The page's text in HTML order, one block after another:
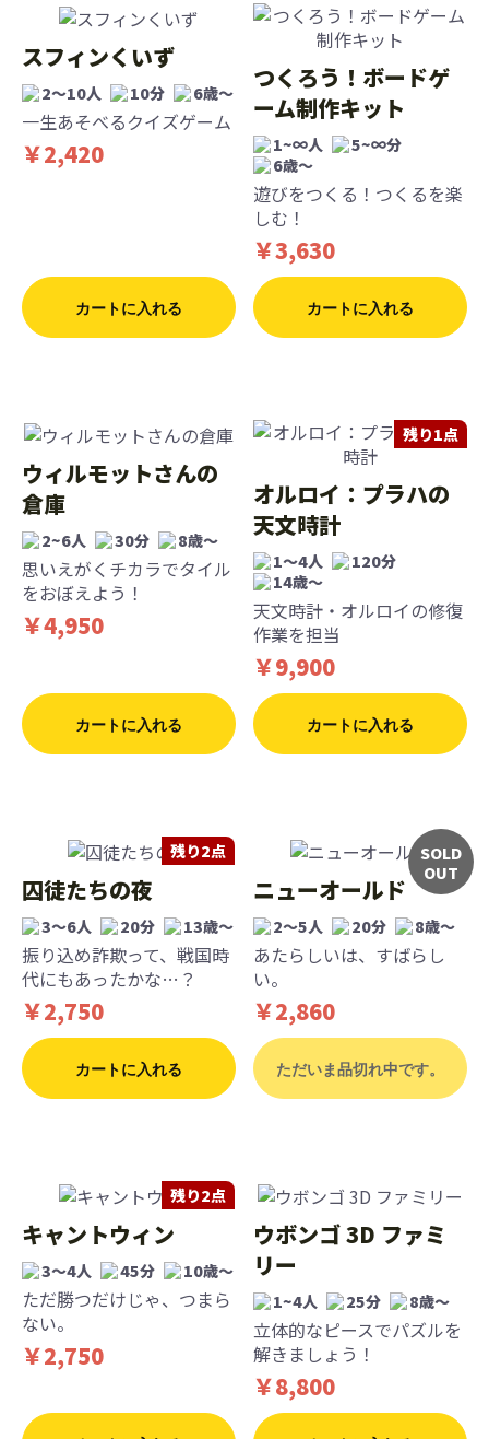
スフィンくいず
2〜10人 10分 6歳〜
一生あそべるクイズゲーム
￥2,420
カートに入れる
つくろう！ボードゲ
ーム制作キット
1~∞人
5~∞分
6歳〜
遊びをつくる！つくるを楽
しむ！
￥3,630
カートに入れる
ウィルモットさんの
倉庫
2~6人 30分 8歳〜
思いえがくチカラでタイル
をおぼえよう！
￥4,950
カートに入れる
残り1点
オルロイ：プラハの
天文時計
1〜4人
120分
14歳〜
天文時計・オルロイの修復
作業を担当
￥9,900
カートに入れる
残り2点
囚徒たちの夜
3〜6人 20分 13歳〜
振り込め詐欺って、戦国時
代にもあったかな…？
￥2,750
カートに入れる
SOLD
OUT
ニューオールド
2〜5人 20分 8歳〜
あたらしいは、すばらし
い。
￥2,860
ただいま品切れ中です。
残り2点
キャントウィン
3〜4人 45分 10歳〜
ただ勝つだけじゃ、つまら
ない。
￥2,750
ウボンゴ 3D ファミ
リー
1~4人 25分 8歳〜
立体的なピースでパズルを
解きましょう！
￥8,800